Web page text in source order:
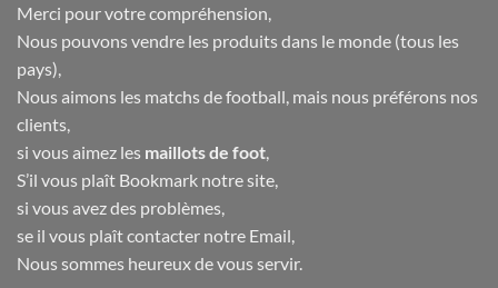
Merci pour votre compréhension,
Nous pouvons vendre les produits dans le monde (tous les
pays),
Nous aimons les matchs de football, mais nous préférons nos
clients,
si vous aimez les maillots de foot
S’il vous plaît Bookmark notre site,
si vous avez des problèmes,
se il vous plaît contacter notre Email,
Nous sommes heureux de vous servir.